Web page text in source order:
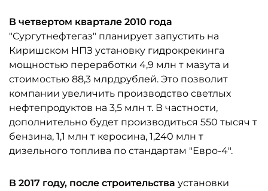
В четвертом квартале 2010 года
"Сургутнефтегаз" планирует запустить на
Киришском НПЗ установку гидрокрекинга
мощностью переработки 4,9 млн т мазута и
стоимостью 88,3 млрдрублей. Это позволит
компании увеличить производство светлых
нефтепродуктов на 3,5 млн т. В частности,
дополнительно будет производиться 550 тысяч т
бензина, 1,1 млн т керосина, 1,240 млн т
дизельного топлива по стандартам "Евро-4".
В 2017 году, после строительства установки